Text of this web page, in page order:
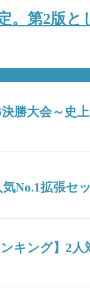
。第2版と
勝大会～
No.1拡張
キング】2